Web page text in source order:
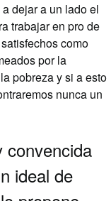
dejar a un lado el
trabajar en pro de
como
por la
pobreza y si a esto
nunca un
convencida
ideal de